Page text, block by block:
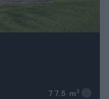
77,5 m 2